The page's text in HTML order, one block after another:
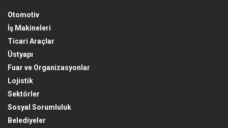
Otomotiv
İş Makineleri
Ticari Araçlar
Üstyapı
Fuar ve Organizasyonlar
Lojistik
Sektörler
Sosyal Sorumluluk
Belediyeler